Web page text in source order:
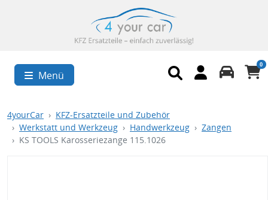
Menü
0
4yourCar
KFZ-Ersatzteile und Zubehör
Werkstatt und Werkzeug
Handwerkzeug
Zangen
KS TOOLS Karosseriezange 115.1026